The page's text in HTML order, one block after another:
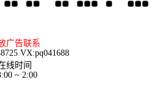
广告联系
VX:pq041688
线时间
~ 2:00